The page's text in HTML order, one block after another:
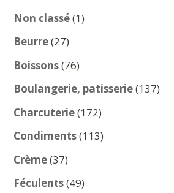
Non classé 11
Beurre 2727
produits
Boissons 7676
produits
Boulangerie, patisserie 137137
Charcuterie 172172
produits
Condiments 113113
Crème 3737
produits
Féculents 4949